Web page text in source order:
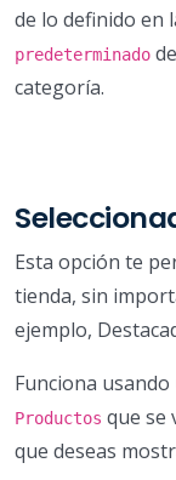
de lo definido en
predeterminado
categoría.
Esta opción te
tienda, sin
ejemplo,
Funciona
Productos que se
que deseas